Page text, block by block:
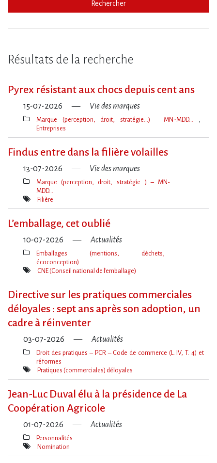
Rechercher
Résultats de la recherche
Pyrex résistant aux chocs depuis cent ans
15-07-2026 Vie des marques
Thèmes(s)
Marque (perception, droit, stratégie…) – MN-MDD…
Entreprises
Findus entre dans la filière volailles
13-07-2026 Vie des marques
Thèmes(s)
Marque (perception, droit, stratégie…) – MN-
MDD…
Mot(s)-
Filière
L​‌’emballage, cet oublié
10-07-2026 Actualités
Thèmes(s)
Emballages (mentions, déchets,
écoconception)
Mot(s)-
CNE (Conseil national de l'emballage)
Directive sur les pratiques commerciales
déloyales : sept ans après son adoption, un
cadre à réinventer
03-07-2026 Actualités
Thèmes(s)
Droit des pratiques – PCR – Code de commerce (L. IV, T. 4) et
réformes
Mot(s)-
Pratiques (commerciales) déloyales
Jean-Luc Duval élu à la présidence de La
Coopération Agricole
01-07-2026 Actualités
Thèmes(s)
Personnalités
Mot(s)-
Nomination